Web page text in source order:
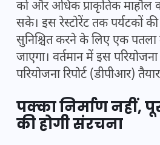
को और अधिक प्राकृतिक
सके। इस रेस्टोरेंट तक पर्यटकों
सुनिश्चित करने के लिए एक पतला
जाएगा। वर्तमान में इस
परियोजना रिपोर्ट (डीपीआर)
पक्का निर्माण नहीं,
की होगी संरचना